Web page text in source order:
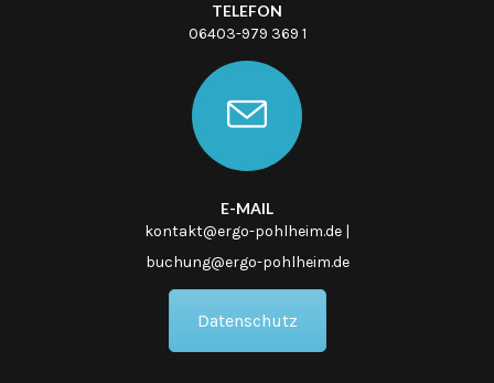
TELEFON
06403-979 369 1
E-MAIL
kontakt@ergo-pohlheim.de |
buchung@ergo-pohlheim.de
Datenschutz